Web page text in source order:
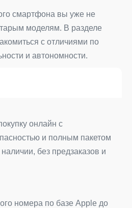
смартфона вы уже не
моделям. В разделе
с отличиями по
и автономности.
онлайн с
и полным пакетом
без предзаказов и
номера по базе Apple до